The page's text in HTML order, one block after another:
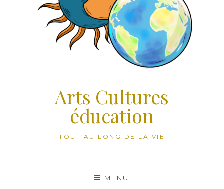
Arts Cultures
éducation
TOUT AU LONG DE LA VIE
MENU